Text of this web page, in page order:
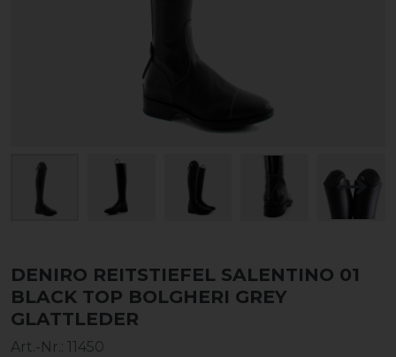
DENIRO REITSTIEFEL SALENTINO 01
BLACK TOP BOLGHERI GREY
GLATTLEDER
Art.-Nr.: 11450